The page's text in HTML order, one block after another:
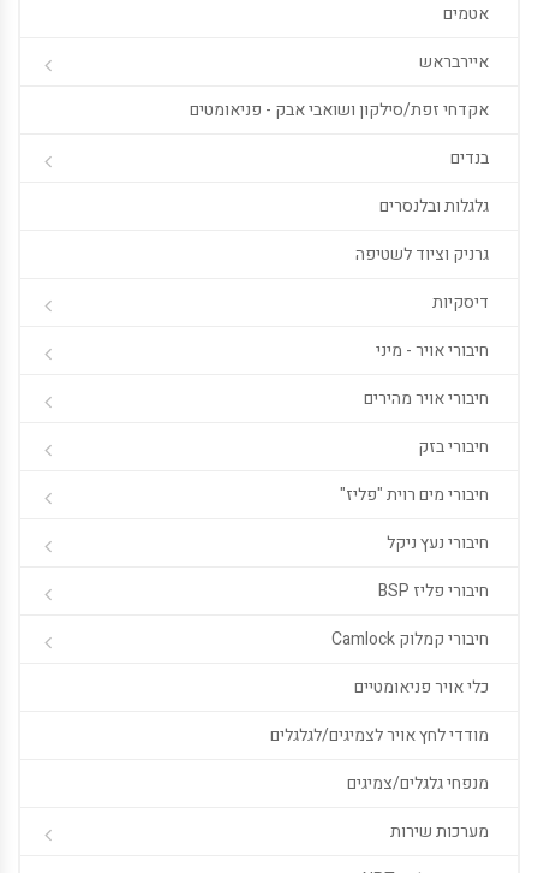
אטמים
איירבראש
אקדחי זפת/סילקון ושואבי אבק - פניאומטים
בנדים
גלגלות ובלנסרים
גרניק וציוד לשטיפה
דיסקיות
חיבורי אויר - מיני
חיבורי אויר מהירים
חיבורי בזק
חיבורי מים רוית "פליז"
חיבורי נעץ ניקל
חיבורי פליז BSP
חיבורי קמלוק Camlock
כלי אויר פניאומטיים
מודדי לחץ אויר לצמיגים/לגלגלים
מנפחי גלגלים/צמיגים
מערכות שירות